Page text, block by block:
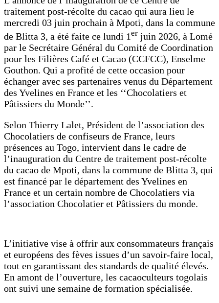
traitement post-récolte du cacao qui aura lieu le
mercredi 03 juin prochain à Mpoti, dans la commune
de Blitta 3, a été faite ce lundi 1er juin 2026, à Lomé
par le Secrétaire Général du Comité de Coordination
pour les Filières Café et Cacao (CCFCC), Enselme
Gouthon. Qui a profité de cette occasion pour
échanger avec ses partenaires venus du Département
des Yvelines en France et les ‘‘Chocolatiers et
Pâtissiers du Monde’’.
Selon Thierry Lalet, Président de l’association des
Chocolatiers de confiseurs de France, leurs
présences au Togo, intervient dans le cadre de
l’inauguration du Centre de traitement post-récolte
du cacao de Mpoti, dans la commune de Blitta 3, qui
est financé par le département des Yvelines en
France et un certain nombre de Chocolatiers via
l’association Chocolatier et Pâtissiers du monde.
L’initiative vise à offrir aux consommateurs français
et européens des fèves issues d’un savoir‑faire local,
tout en garantissant des standards de qualité élevés.
En amont de l’ouverture, les cacaoculteurs togolais
ont suivi une semaine de formation spécialisée.